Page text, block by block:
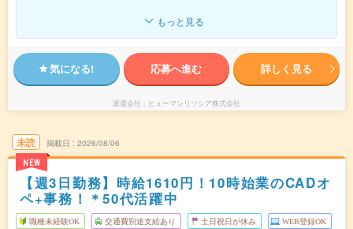
もっと見る
気になる! 応募へ進む 詳しく見る
派遣会社 ヒューマンリソシア株式会社
未読
NEW
掲載日 2026/08/06
【週3日勤務】時給1610円！10時始業のCADオ
ペ+事務！＊50代活躍中
職種未経験OK 交通費別途支給あり 土日祝日が休み WEB登録OK